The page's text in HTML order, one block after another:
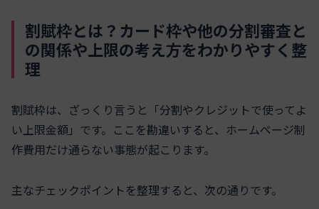
割賦枠とは？カード枠や他の分割審査と
の関係や上限の考え方をわかりやすく整
理
割賦枠は、ざっくり言うと「分割やクレジットで使ってよ
い上限金額」です。ここを勘違いすると、ホームページ制
作費用だけ通らない事態が起こります。
主なチェックポイントを整理すると、次の通りです。